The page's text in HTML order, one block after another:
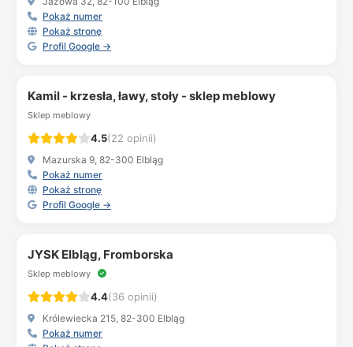
Pokaż numer
Pokaż stronę
Profil Google →
Kamil - krzesła, ławy, stoły - sklep meblowy
Sklep meblowy
4.5(22 opinii)
Mazurska 9, 82-300 Elbląg
Pokaż numer
Pokaż stronę
Profil Google →
JYSK Elbląg, Fromborska
Sklep meblowy
4.4(36 opinii)
Królewiecka 215, 82-300 Elbląg
Pokaż numer